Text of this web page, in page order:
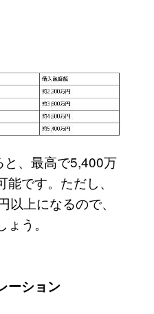
、最高で5,400万
です。ただし、
上になるので、
う。
ーション